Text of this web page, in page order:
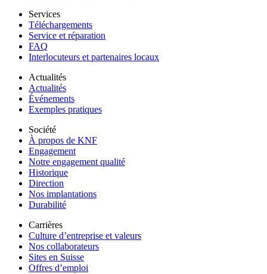
Services
Téléchargements
Service et réparation
FAQ
Interlocuteurs et partenaires locaux
Actualités
Actualités
Événements
Exemples pratiques
Société
À propos de KNF
Engagement
Notre engagement qualité
Historique
Direction
Nos implantations
Durabilité
Carrières
Culture d’entreprise et valeurs
Nos collaborateurs
Sites en Suisse
Offres d’emploi